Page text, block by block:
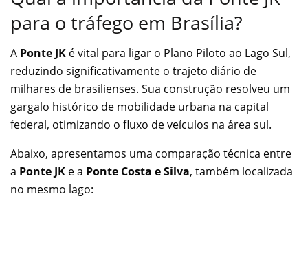
para o tráfego em Brasília?
A Ponte JK é vital para ligar o Plano Piloto ao Lago Sul,
reduzindo significativamente o trajeto diário de
milhares de brasilienses. Sua construção resolveu um
gargalo histórico de mobilidade urbana na capital
federal, otimizando o fluxo de veículos na área sul.
Abaixo, apresentamos uma comparação técnica entre
a Ponte JK e a Ponte Costa e Silva, também localizada
no mesmo lago: